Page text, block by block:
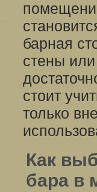
барная
стены
стоит
только
Как
бара в